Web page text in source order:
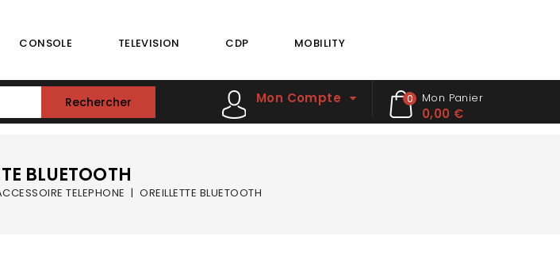
CONSOLE TELEVISION CDP MOBILITY
Mon Panier
0,00 €
0
Mon Compte
Rechercher
BLUETOOTH
TELEPHONE OREILLETTE BLUETOOTH